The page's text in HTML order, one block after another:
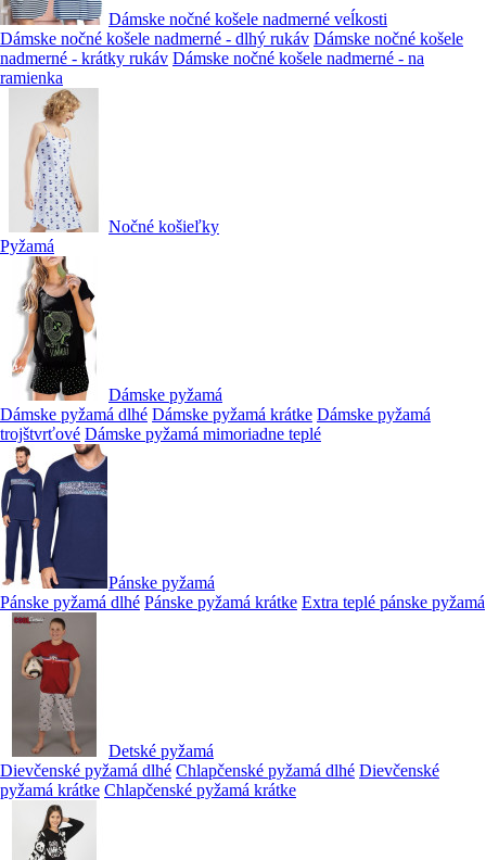
Dámske nočné košele nadmerné veĺkosti
Dámske nočné košele nadmerné - dlhý rukáv Dámske nočné košele
nadmerné - krátky rukáv Dámske nočné košele nadmerné - na
ramienka
Nočné košieľky
Pyžamá
Dámske pyžamá
Dámske pyžamá dlhé Dámske pyžamá krátke Dámske pyžamá
trojštvrťové Dámske pyžamá mimoriadne teplé
Pánske pyžamá
Pánske pyžamá dlhé Pánske pyžamá krátke Extra teplé pánske pyžamá
Detské pyžamá
Dievčenské pyžamá dlhé Chlapčenské pyžamá dlhé Dievčenské
pyžamá krátke Chlapčenské pyžamá krátke